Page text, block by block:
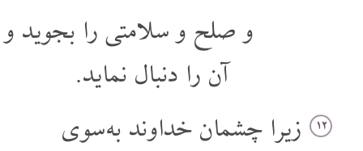
و صلح و سلامتی را بجوید و
آن را دنبال نماید.
۱۲ زیرا چشمان خداوند به سوی